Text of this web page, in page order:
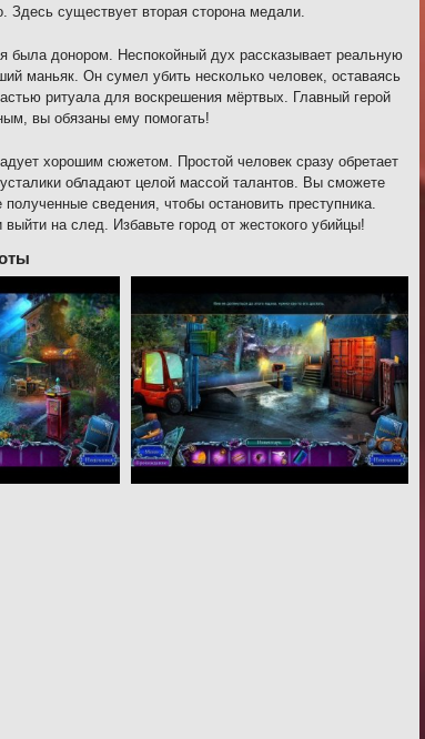
Здесь существует вторая сторона медали.
была донором. Неспокойный дух рассказывает реальную
маньяк. Он сумел убить несколько человек, оставаясь
ритуала для воскрешения мёртвых. Главный герой
вы обязаны ему помогать!
хорошим сюжетом. Простой человек сразу обретает
обладают целой массой талантов. Вы сможете
сведения, чтобы остановить преступника.
на след. Избавьте город от жестокого убийцы!